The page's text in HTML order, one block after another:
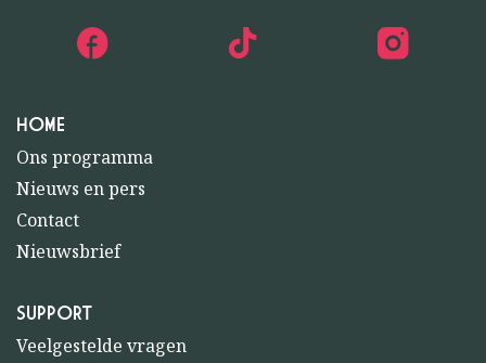
HOME
Ons programma
Nieuws en pers
Contact
Nieuwsbrief
SUPPORT
Veelgestelde vragen